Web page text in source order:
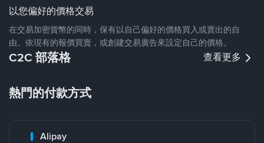
以您偏好的價格交易
在交易加密貨幣的同時，保有以自己偏好的價格買入或賣出的自
由。依現有的報價買賣，或創建交易廣告來設定自己的價格。
C2C 部落格 查看更多
熱門的付款方式
Alipay